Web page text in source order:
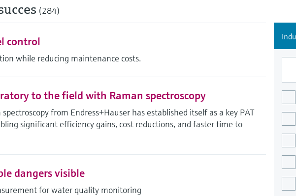
(284)
control
while reducing maintenance costs.
to the field with Raman spectroscopy
from Endress+Hauser has established itself as a key PAT
significant efficiency gains, cost reductions, and faster time to
dangers visible
for water quality monitoring